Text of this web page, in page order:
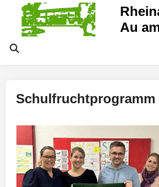
springen
Au
Suche
Schulfruchtprogramm